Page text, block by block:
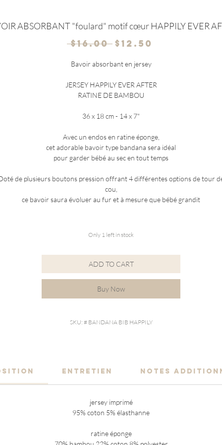
ABSORBANT "foulard" motif cœur HAPPILY EVER
$16.00 Regular
$12.50
Bavoir absorbant en jersey
JERSEY HAPPILY EVER AFTER
RATINE DE BAMBOU
36 x 18 cm - 14 x 7"
Avec un endos en ratine éponge,
cet adorable bavoir type bandana sera idéal
pour garder bébé au sec en tout temps
de plusieurs boutons pression offrant 4 différentes options de tour
cou,
ce bavoir saura évoluer au fur et à mesure que bébé grandit
Only 1 left in stock
ADD TO CART
Buy Now
SKU: # BANDANA BIB HAPPILY
ENTRETIEN NOTES
jersey imprimé
95% coton 5% élasthanne
ratine éponge